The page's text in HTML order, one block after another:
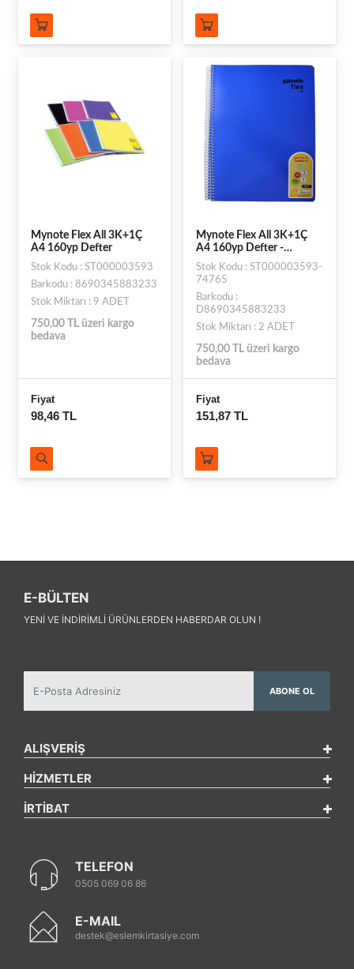
Mynote Flex All 3K+1Ç
A4 160yp Defter
Stok Kodu : ST000003593
Barkodu : 8690345883233
Stok Miktarı : 9 ADET
750,00 TL üzeri kargo
bedava
Fiyat
98,46 TL
Mynote Flex All 3K+1Ç
A4 160yp Defter -
Lacivert
Stok Kodu : ST000003593-
74765
Barkodu :
D8690345883233
Stok Miktarı : 2 ADET
750,00 TL üzeri kargo
bedava
Fiyat
151,87 TL
E-BÜLTEN
YENI VE INDIRIMLI ÜRÜNLERDEN HABERDAR OLUN !
ABONE OL
ALIŞVERİŞ
HİZMETLER
İRTİBAT
TELEFON
0505 069 06 86
E-MAIL
destek@eslemkirtasiye.com